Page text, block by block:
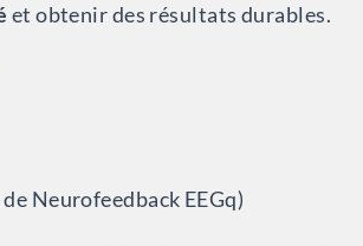
et obtenir des résultats durables.
Neurofeedback EEGq)